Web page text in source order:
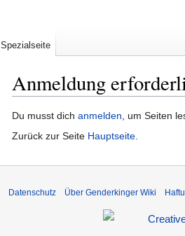
Anmeldung
Zur
Navigation
Zur
Suche
Du musst dich anmelden, um Seiten
Zurück zur Seite Hauptseite.
Spezialseite
Datenschutz Über Genderkinger Wiki